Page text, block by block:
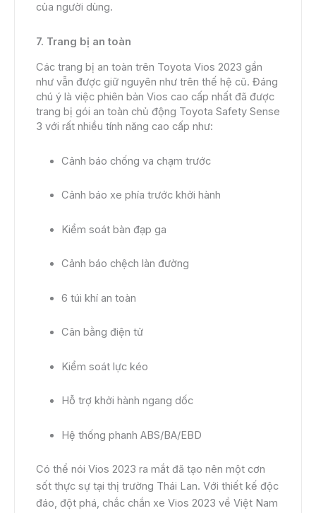
của người dùng.
7. Trang bị an toàn
Các trang bị an toàn trên Toyota Vios 2023 gần
như vẫn được giữ nguyên như trên thế hệ cũ. Đáng
chú ý là việc phiên bản Vios cao cấp nhất đã được
trang bị gói an toàn chủ động Toyota Safety Sense
3 với rất nhiều tính năng cao cấp như:
Cảnh báo chống va chạm trước
Cảnh báo xe phía trước khởi hành
Kiểm soát bàn đạp ga
Cảnh báo chệch làn đường
6 túi khí an toàn
Cân bằng điện tử
Kiểm soát lực kéo
Hỗ trợ khởi hành ngang dốc
Hệ thống phanh ABS/BA/EBD
Có thể nói Vios 2023 ra mắt đã tạo nên một cơn
sốt thực sự tại thị trường Thái Lan. Với thiết kế độc
đáo, đột phá, chắc chắn xe Vios 2023 về Việt Nam